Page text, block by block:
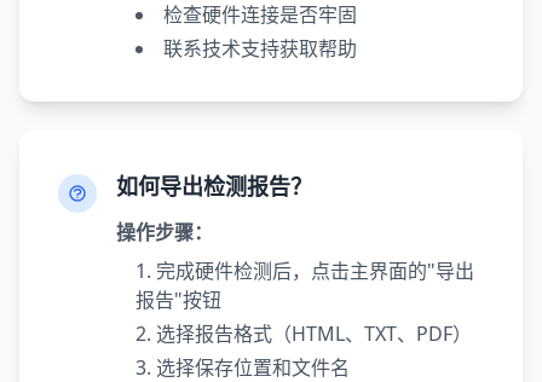
检查硬件连接是否牢固
联系技术支持获取帮助
如何导出检测报告？
操作步骤：
完成硬件检测后，点击主界面的"导出
报告"按钮
选择报告格式（HTML、TXT、PDF）
选择保存位置和文件名